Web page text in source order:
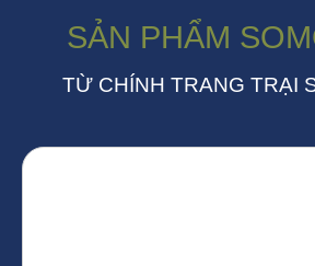
SẢN PHẨM
TỪ CHÍNH TRANG TRẠI